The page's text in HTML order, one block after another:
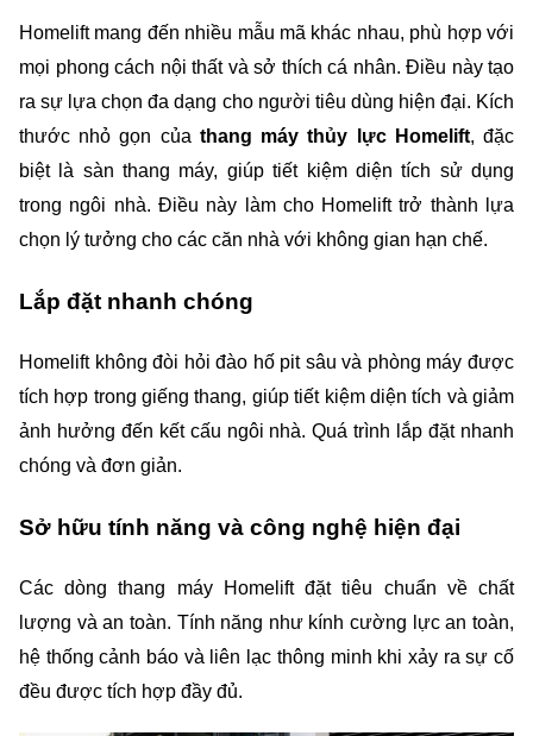
Homelift mang đến nhiều mẫu mã khác nhau, phù hợp với
mọi phong cách nội thất và sở thích cá nhân. Điều này tạo
ra sự lựa chọn đa dạng cho người tiêu dùng hiện đại. Kích
thước nhỏ gọn của thang máy thủy lực Homelift, đặc
biệt là sàn thang máy, giúp tiết kiệm diện tích sử dụng
trong ngôi nhà. Điều này làm cho Homelift trở thành lựa
chọn lý tưởng cho các căn nhà với không gian hạn chế.
Lắp đặt nhanh chóng
Homelift không đòi hỏi đào hố pit sâu và phòng máy được
tích hợp trong giếng thang, giúp tiết kiệm diện tích và giảm
ảnh hưởng đến kết cấu ngôi nhà. Quá trình lắp đặt nhanh
chóng và đơn giản.
Sở hữu tính năng và công nghệ hiện đại
Các dòng thang máy Homelift đặt tiêu chuẩn về chất
lượng và an toàn. Tính năng như kính cường lực an toàn,
hệ thống cảnh báo và liên lạc thông minh khi xảy ra sự cố
đều được tích hợp đầy đủ.